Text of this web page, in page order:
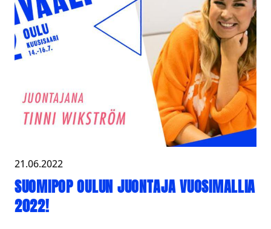
21.06.2022
SUOMIPOP OULUN JUONTAJA VUOSIMALLIA
2022!